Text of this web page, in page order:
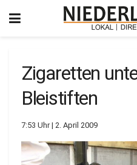
Zigaretten
Bleistiften
7:53 Uhr | 2. April 2009